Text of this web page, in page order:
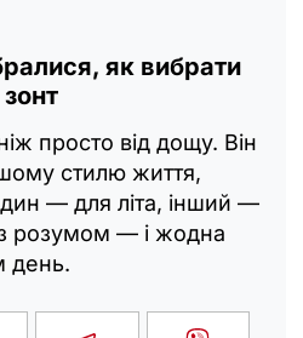
як вибрати
зонт
просто від дощу. Він
стилю життя,
— для літа, інший —
розумом — і жодна
день.